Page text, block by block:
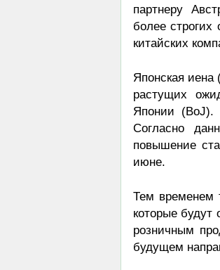
партнеру
более строгих
китайских
Японская иена
растущих
Японии (BoJ).
Согласно
повышение
июне.
Тем временем
которые
розничным
будущем